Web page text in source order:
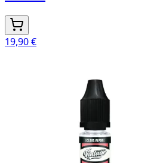
19,90 €